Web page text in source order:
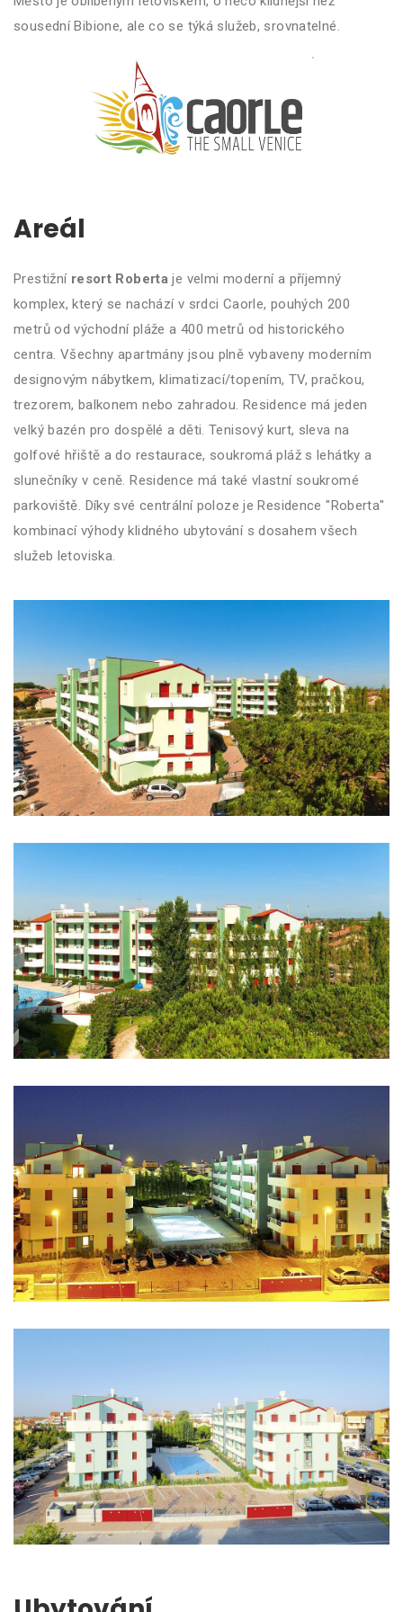
sousední Bibione, ale co se týká služeb, srovnatelné.
Areál
Prestižní resort Roberta je velmi moderní a příjemný
komplex, který se nachází v srdci Caorle, pouhých 200
metrů od východní pláže a 400 metrů od historického
centra. Všechny apartmány jsou plně vybaveny moderním
designovým nábytkem, klimatizací/topením, TV, pračkou,
trezorem, balkonem nebo zahradou. Residence má jeden
velký bazén pro dospělé a děti. Tenisový kurt, sleva na
golfové hřiště a do restaurace, soukromá pláž s lehátky a
slunečníky v ceně. Residence má také vlastní soukromé
parkoviště. Díky své centrální poloze je Residence "Roberta"
kombinací výhody klidného ubytování s dosahem všech
služeb letoviska.